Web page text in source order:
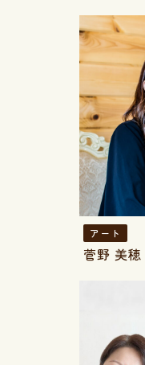
アート
菅野 美穂